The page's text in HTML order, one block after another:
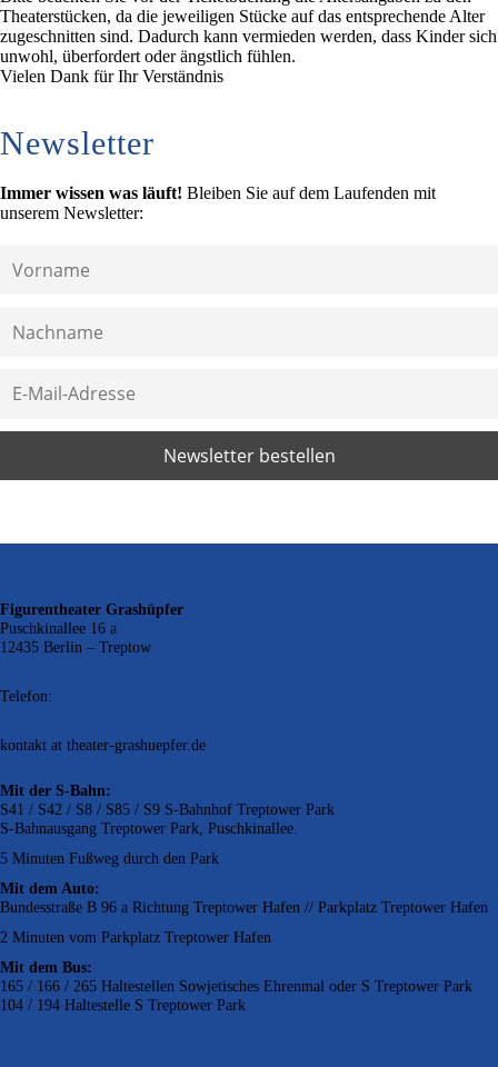
Theaterstücken, da die jeweiligen Stücke auf das entsprechende Alter
zugeschnitten sind. Dadurch kann vermieden werden, dass Kinder sich
unwohl, überfordert oder ängstlich fühlen.
Vielen Dank für Ihr Verständnis
Newsletter
Immer wissen was läuft! Bleiben Sie auf dem Laufenden mit
unserem Newsletter:
Figurentheater Grashüpfer
Puschkinallee 16 a
12435 Berlin – Treptow
Telefon:
kontakt at theater-grashuepfer.de
Mit der S-Bahn:
S41 / S42 / S8 / S85 / S9 S-Bahnhof Treptower Park
S-Bahnausgang Treptower Park, Puschkinallee.
5 Minuten Fußweg durch den Park
Mit dem Auto:
Bundesstraße B 96 a Richtung Treptower Hafen // Parkplatz Treptower Hafen
2 Minuten vom Parkplatz Treptower Hafen
Mit dem Bus:
165 / 166 / 265 Haltestellen Sowjetisches Ehrenmal oder S Treptower Park
104 / 194 Haltestelle S Treptower Park